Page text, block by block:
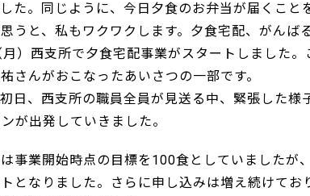
た。同じように、今日夕食のお弁当が届くこ
うと、私もワクワクします。夕食宅配、がんば
）西支所で夕食宅配事業がスタートしました
さんがおこなったあいさつの一部です。
日、西支所の職員全員が見送る中、緊張した
が出発していきました。
事業開始時点の目標を100食としていましたが
となりました。さらに申し込みは増え続けて